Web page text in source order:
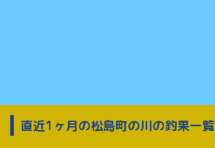
直近1ヶ月の松島町の川の釣果一覧